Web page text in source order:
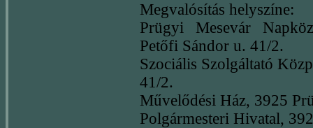
Megvalósítás helyszíne:
Prügyi Mesevár
Petőfi Sándor u. 41/2.
Szociális Szolgáltató
41/2.
Művelődési Ház, 3925
Polgármesteri Hivatal,